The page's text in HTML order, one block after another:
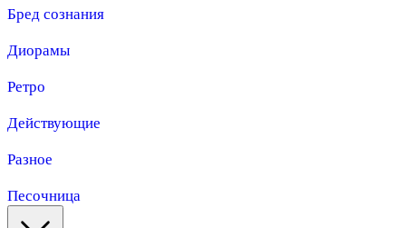
Бред сознания
Диорамы
Ретро
Действующие
Разное
Песочница